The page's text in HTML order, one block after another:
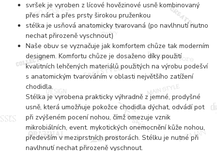
svršek je vyroben z lícové hovězinové usně kombinovaný
přes nárt a přes prsty širokou pruženkou
stélka je usňová anatomicky tvarovaná (po navlhnutí nutno
nechat přirozeně vyschnout)
Naše obuv se vyznačuje jak komfortem chůze tak moderním
designem. Komfortu chůze je dosaženo díky použití
kvalitních lehčených materiálů použitých na výrobu podešví
s anatomickým tvarováním v oblasti největšího zatížení
chodidla.
Stélka je vyrobena prakticky výhradně z jemné, prodyšné
usně, která umožňuje pokožce chodidla dýchat, odvádí pot
při zvýšeném pocení nohou, čímž omezuje vznik
mikrobiálních, event. mykotických onemocnění kůže nohou,
především v meziprstních prostorách. Stélku je nutné při
navlhnutí nechat přirozeně vyschnout.